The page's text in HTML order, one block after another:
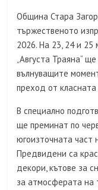
Община Стара
тържественото
2026. На 23, 24 и 25
„Августа Траяна“
вълнуващите
преход от
В специално
ще преминат по
югоизточната част
Предвидени са
декори, кътове за
за атмосферата на